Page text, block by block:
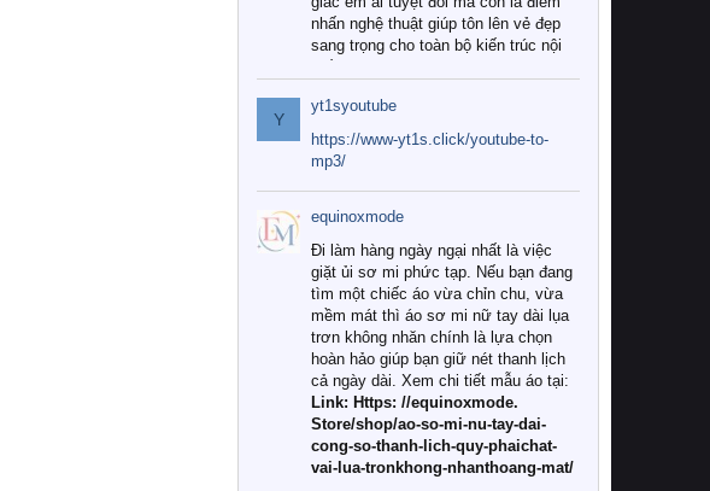
nhấn nghệ thuật giúp tôn lên vẻ đẹp
sang trọng cho toàn bộ kiến trúc nội
Tuy nhiên, giữa thị trường đa dạng
với vô vàn thương hiệu và mẫu mã
như hiện nay, làm thế nào để chọn
được những bộ chăn ga gối đệm cao
cấp thực sự chất lượng, phù hợp với
khí hậu và nhu cầu sử dụng của gia
đình? Hãy cùng chúng tôi đi tìm lời
giải đáp chi tiết qua bài viết dưới đây.
1. Tại sao các gia đình hiện đại lại ưa
chuộng chăn ga gối đệm cao cấp?
Khác với các dòng sản phẩm thông
thường, những bộ chăn ga gối đệm
cao cấp trải qua quy trình sản xuất
nghiêm ngặt từ khâu chọn lọc nguyên
liệu tự nhiên đến công nghệ dệt
nhuộm hiện đại không chứa hóa chất
Y
yt1syoutube
https://www-yt1s.click/youtube-to-
mp3/
equinoxmode
Đi làm hàng ngày ngại nhất là việc
giặt ủi sơ mi phức tạp. Nếu bạn đang
tìm một chiếc áo vừa chỉn chu, vừa
mềm mát thì áo sơ mi nữ tay dài lụa
trơn không nhăn chính là lựa chọn
hoàn hảo giúp bạn giữ nét thanh lịch
cả ngày dài. Xem chi tiết mẫu áo tại:
Link: Https: //equinoxmode.
Store/shop/ao-so-mi-nu-tay-dai-
cong-so-thanh-lich-quy-phaichat-
vai-lua-tronkhong-nhanthoang-mat/